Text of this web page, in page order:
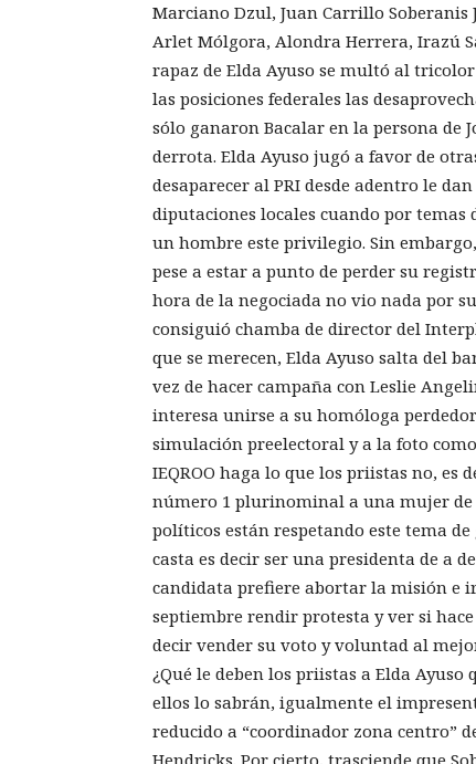
Marciano Dzul, Juan Carrillo
Arlet Mólgora, Alondra Herrera, Irazú
rapaz de Elda Ayuso se multó al
las posiciones federales las
sólo ganaron Bacalar en la persona de
derrota. Elda Ayuso jugó a favor de
desaparecer al PRI desde adentro le
diputaciones locales cuando por
un hombre este privilegio. Sin
pese a estar a punto de perder su
hora de la negociada no vio nada por
consiguió chamba de director del
que se merecen, Elda Ayuso salta del
vez de hacer campaña con Leslie
interesa unirse a su homóloga
simulación preelectoral y a la foto
IEQROO haga lo que los priistas no, es
número 1 plurinominal a una mujer de
políticos están respetando este tema
casta es decir ser una presidenta de a
candidata prefiere abortar la misión e
septiembre rendir protesta y ver si
decir vender su voto y voluntad al
¿Qué le deben los priistas a Elda
ellos lo sabrán, igualmente el
reducido a “coordinador zona centro”